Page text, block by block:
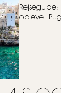
Rejseguide:
opleve i